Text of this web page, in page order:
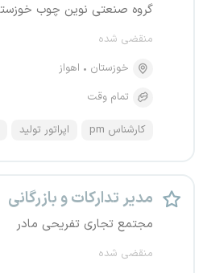
گروه صنعتی نوین چوب
منقضی شده
خوزستان
اهواز
تمام وقت
کارشناس pm اپراتور تولید
مدیر تدارکات و بازرگانی
مجتمع تجاری تفریحی مادر
منقضی شده